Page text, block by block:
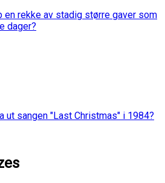
en rekke av stadig større gaver som
dager?
ut sangen "Last Christmas" i 1984?